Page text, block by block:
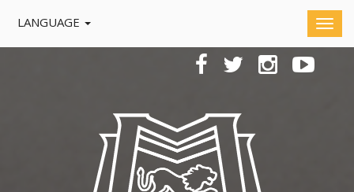
LANGUAGE